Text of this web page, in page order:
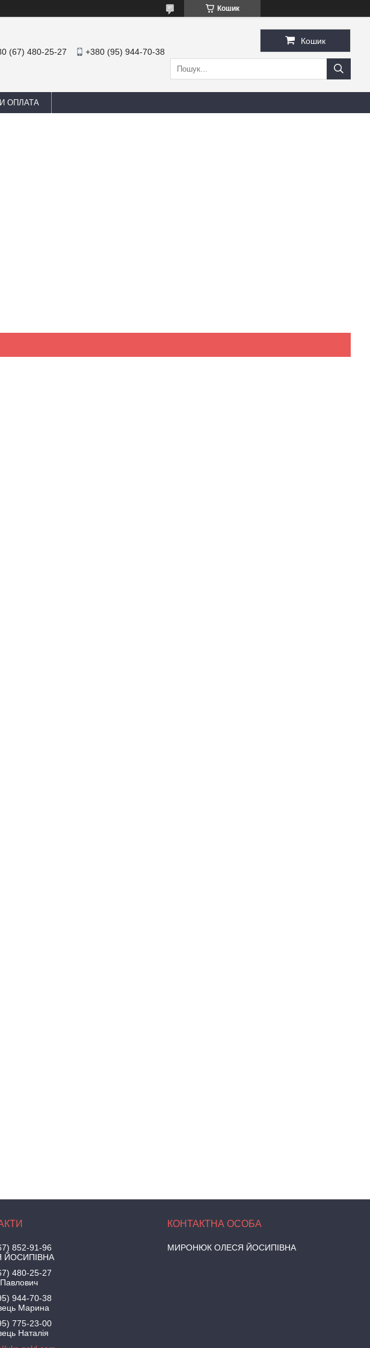
Кошик
(67) 480-25-27 +380 (95) 944-70-38
Кошик
ОПЛАТА
852-91-96
ЙОСИПІВНА
480-25-27
944-70-38
Марина
775-23-00
Наталія
МИРОНЮК ОЛЕСЯ ЙОСИПІВНА